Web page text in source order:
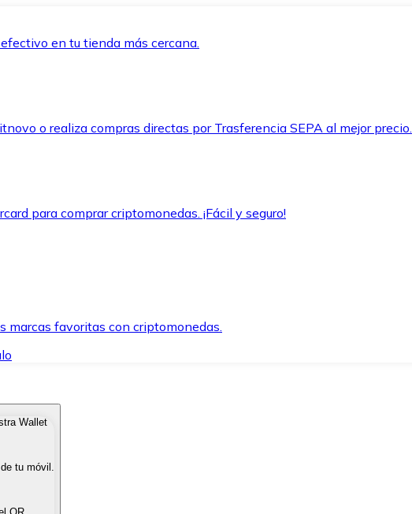
en tu tienda más cercana.
o realiza compras directas por Trasferencia SEPA al mejor precio.
para comprar criptomonedas. ¡Fácil y seguro!
marcas favoritas con criptomonedas.
métodos de pago.
rápida y segura.
Wallet
tu móvil.